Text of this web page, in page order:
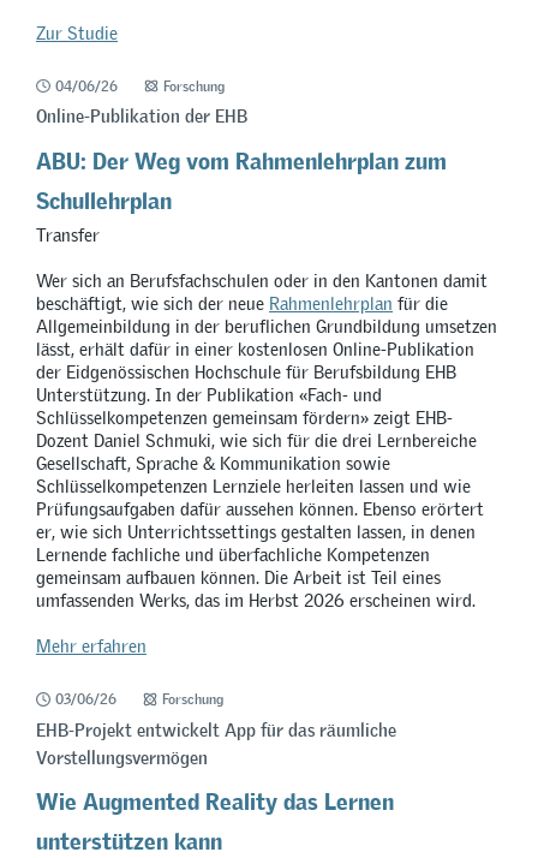
Zur Studie
04/06/26 Forschung
Online-Publikation der EHB
ABU: Der Weg vom Rahmenlehrplan zum
Schullehrplan
Transfer
Wer sich an Berufsfachschulen oder in den Kantonen damit
beschäftigt, wie sich der neue Rahmenlehrplan für die
Allgemeinbildung in der beruflichen Grundbildung umsetzen
lässt, erhält dafür in einer kostenlosen Online-Publikation
der Eidgenössischen Hochschule für Berufsbildung EHB
Unterstützung. In der Publikation «Fach- und
Schlüsselkompetenzen gemeinsam fördern» zeigt EHB-
Dozent Daniel Schmuki, wie sich für die drei Lernbereiche
Gesellschaft, Sprache & Kommunikation sowie
Schlüsselkompetenzen Lernziele herleiten lassen und wie
Prüfungsaufgaben dafür aussehen können. Ebenso erörtert
er, wie sich Unterrichtssettings gestalten lassen, in denen
Lernende fachliche und überfachliche Kompetenzen
gemeinsam aufbauen können. Die Arbeit ist Teil eines
umfassenden Werks, das im Herbst 2026 erscheinen wird.
Mehr erfahren
03/06/26 Forschung
EHB-Projekt entwickelt App für das räumliche
Vorstellungsvermögen
Wie Augmented Reality das Lernen
unterstützen kann